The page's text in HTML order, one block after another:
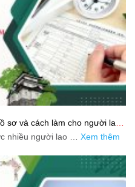
sơ và cách làm cho người lao
nhiều người lao … Xem thêm